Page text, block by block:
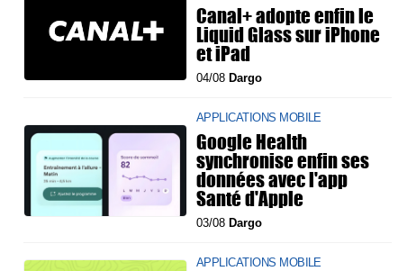
Canal+ adopte enfin le
Liquid Glass sur iPhone
et iPad
04/08 Dargo
APPLICATIONS MOBILE
Google Health
synchronise enfin ses
données avec l'app
Santé d'Apple
03/08 Dargo
APPLICATIONS MOBILE